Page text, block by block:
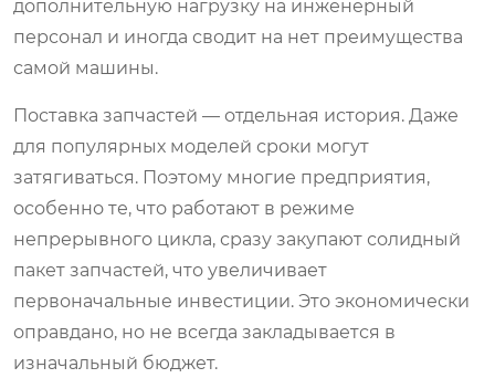
дополнительную нагрузку на инженерный
персонал и иногда сводит на нет преимущества
самой машины.
Поставка запчастей — отдельная история. Даже
для популярных моделей сроки могут
затягиваться. Поэтому многие предприятия,
особенно те, что работают в режиме
непрерывного цикла, сразу закупают солидный
пакет запчастей, что увеличивает
первоначальные инвестиции. Это экономически
оправдано, но не всегда закладывается в
изначальный бюджет.